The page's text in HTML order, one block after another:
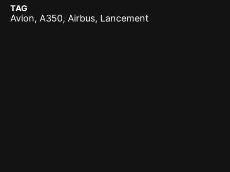
TAG
Avion, A350, Airbus, Lancement